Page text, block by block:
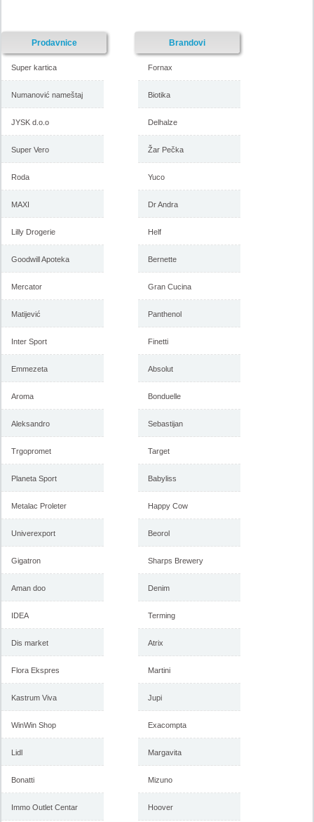
-istekla akcija-
do 6. decembar 2017
Prodavnice
Super kartica
Numanović nameštaj
JYSK d.o.o
Super Vero
Roda
MAXI
Lilly Drogerie
Goodwill Apoteka
Mercator
Matijević
Inter Sport
Emmezeta
Aroma
Aleksandro
Trgopromet
Planeta Sport
Metalac Proleter
Univerexport
Gigatron
Aman doo
IDEA
Dis market
Flora Ekspres
Kastrum Viva
WinWin Shop
Lidl
Bonatti
Immo Outlet Centar
Brandovi
Fornax
Biotika
Delhalze
Žar Pečka
Yuco
Dr Andra
Helf
Bernette
Gran Cucina
Panthenol
Finetti
Absolut
Bonduelle
Sebastijan
Target
Babyliss
Happy Cow
Beorol
Sharps Brewery
Denim
Terming
Atrix
Martini
Jupi
Exacompta
Margavita
Mizuno
Hoover